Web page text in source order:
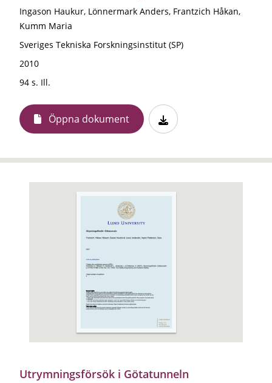
Ingason Haukur, Lönnermark Anders, Frantzich Håkan,
Kumm Maria
Sveriges Tekniska Forskningsinstitut (SP)
2010
94 s. Ill.
Öppna dokument
Utrymningsförsök i Götatunneln